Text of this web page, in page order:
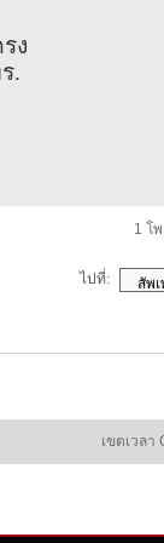
ง
.
1 โ
ไปที่:
เขตเวลา